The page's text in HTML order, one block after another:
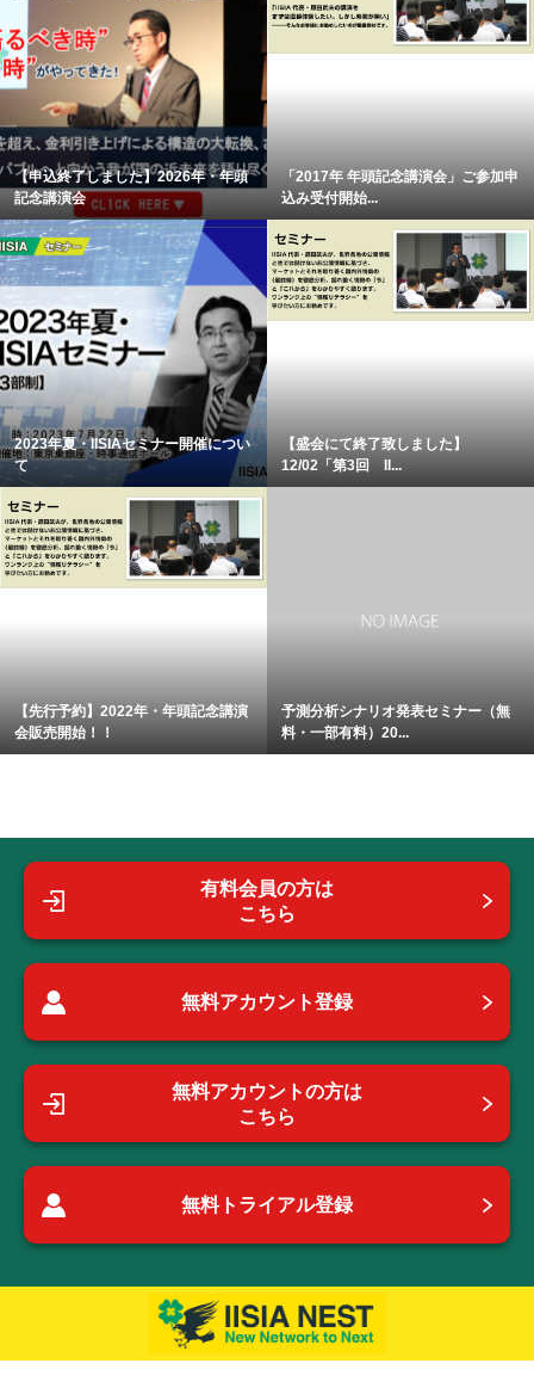
【申込終了しました】2026年・年頭
記念講演会
「2017年 年頭記念講演会」ご参加申
込み受付開始...
2023年夏・IISIAセミナー開催につい
て
【盛会にて終了致しました】
12/02「第3回 II...
【先行予約】2022年・年頭記念講演
会販売開始！！
予測分析シナリオ発表セミナー（無
料・一部有料）20...
有料会員の方は
こちら
無料アカウント登録
無料アカウントの方は
こちら
無料トライアル登録